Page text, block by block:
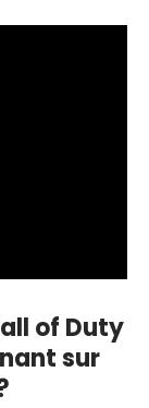
of Duty
sur